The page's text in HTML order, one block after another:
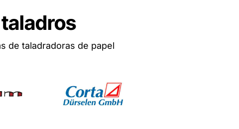
de taladradoras de papel